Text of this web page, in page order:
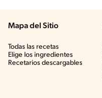
Mapa del Sitio
Todas las recetas
Elige los ingredientes
Recetarios descargables